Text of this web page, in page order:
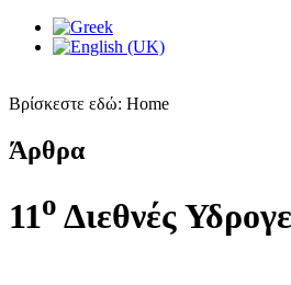
Βρίσκεστε εδώ: Home
Άρθρα
11ο Διεθνές